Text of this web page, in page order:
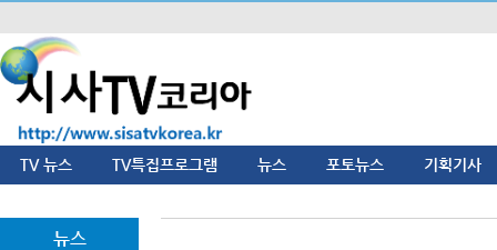
TV 뉴스 TV특집프로그램 뉴스 포토뉴스 기획기사
뉴스